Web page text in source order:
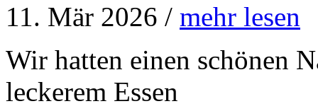
11. Mär 2026 / mehr lesen
Wir hatten einen schönen
leckerem Essen